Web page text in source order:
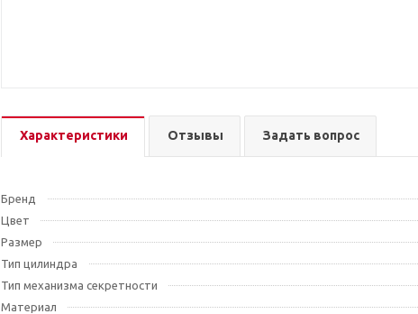
Характеристики Отзывы Задать вопрос
Бренд
Цвет
Размер
Тип цилиндра
Тип механизма секретности
Материал